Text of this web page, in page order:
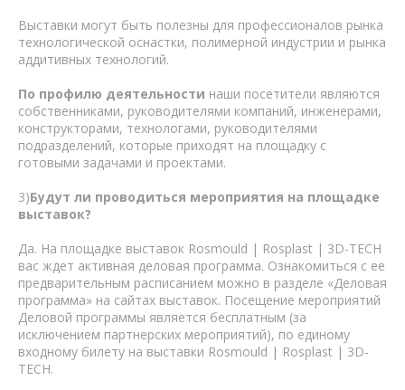
Выставки могут быть полезны для профессионалов рынка
технологической оснастки, полимерной индустрии и рынка
аддитивных технологий.
По профилю деятельности наши посетители являются
собственниками, руководителями компаний, инженерами,
конструкторами, технологами, руководителями
подразделений, которые приходят на площадку с
готовыми задачами и проектами.
3)Будут ли проводиться мероприятия на площадке
выставок?
Да. На площадке выставок Rosmould | Rosplast | 3D-TECH
вас ждет активная деловая программа. Ознакомиться с ее
предварительным расписанием можно в разделе «Деловая
программа» на сайтах выставок. Посещение мероприятий
Деловой программы является бесплатным (за
исключением партнерских мероприятий), по единому
входному билету на выставки Rosmould | Rosplast | 3D-
TECH.